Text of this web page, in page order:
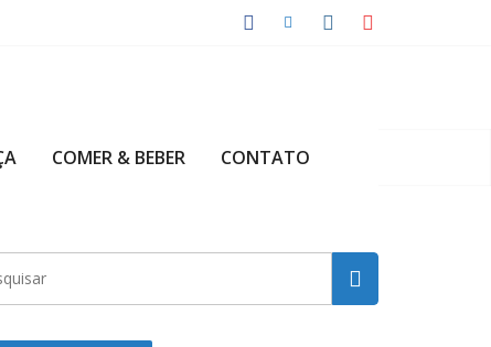
COMER & BEBER CONTATO